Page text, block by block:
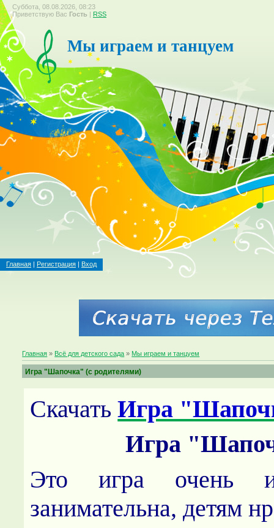
Суббота, 08.08.2026, 08:23
Приветствую Вас Гость | RSS
Мы играем и танцуем
Главная | Регистрация | Вход
Главная » Всё для детского сада » Мы играем и танцуем
Игра "Шапочка" (с родителями)
СкачатьИгра
Игра
Это игра очень
занимательна, детям